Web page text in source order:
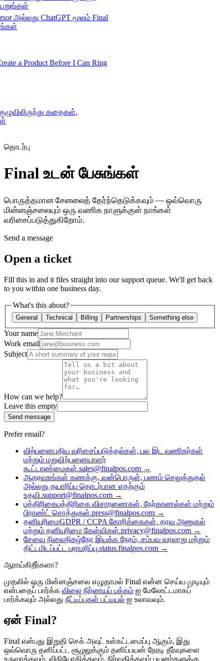
அல்லது ChatGPT மூலம் Final
a Product Before I Can Ring
கதைகள்,
Merchant Hub ManageManage your business
PayFair & easy payments RunMake any device your POS
Organization Tools
ScaleDistribute your POS creations
Flows
Hardware Pricing
Solutions
வணிகர்களுக்காகBuild a custom POS for your business
மறுவிற்பனையாளர்களுக்காக
Use Cases
Front-of-house checkout
கியோஸ்க்Self-service flows
anywhere on the floor
Resources
குறிப்புகள்What's new in our latest release
உதவி மையம்
MCP சர்வர்
தொடர்பு
Final உடன் பேசுங்கள்
பொருத்தமான சேனலைத் தேர்ந்தெடுக்கவும் — ஒவ்வொரு
மின்னஞ்சலையும் ஒரு வணிக நாளுக்குள் நாங்கள்
வரிசைப்படுத்துகிறோம்.
Send a message
Open a ticket
Fill this in and it files straight into our support queue. We'll get back
to you within one business day.
What's this about?
General Technical Billing Partnerships Something else
Your name
Work email
Subject
How can we help?
Leave this empty
Send message
Prefer email?
விற்பனைபுதிய வரிசைப்படுத்தல்கள், பல இட வணிகர்கள்
மற்றும் மறுவிற்பனையாளர்
கூட்டாண்மைகள்.sales@finalpos.com →
ஆதரவுஉங்கள் கணக்கு, வன்பொருள், பணம் செலுத்துதல்
அல்லது தயாரிப்பு தொடர்பான எதற்கும்
உதவி.support@finalpos.com →
பத்திரிகைபத்திரிகை விசாரணைகள், நேர்காணல்கள் மற்றும்
பிராண்ட் சொத்துகள்.press@finalpos.com →
தனியுரிமைGDPR / CCPA கோரிக்கைகள், தரவு அணுகல்
மற்றும் தனியுரிமை கேள்விகள்.privacy@finalpos.com →
சேவை நிலைநிகழ்நேர இயக்க நேரம், சம்பவ வரலாறு மற்றும்
திட்டமிடப்பட்ட பராமரிப்பு.status.finalpos.com →
ஆராய்கிறீர்களா?
முதலில் ஒரு மின்னஞ்சலை எழுதாமல் Final என்ன செய்ய முடியும்
என்பதைப் பார்க்க விலை நிர்ணயப் பக்கம் ஐ மேலோட்டமாகப்
பார்க்கவும் அல்லது நீட்டிப்புகள் பட்டியல் ஐ உலாவவும்.
ஏன் Final?
Final என்பது இறுதி செக் அவுட் உள்கட்டமைப்பு ஆகும், இது
ஒவ்வொரு தனிப்பட்ட சூழலுக்கும் தனிப்பயன் நேரடி தீர்வுகளை
உருவாக்கவும், விநியோகிக்கவும், நிர்வகிக்கவும் பயனர்களுக்கு